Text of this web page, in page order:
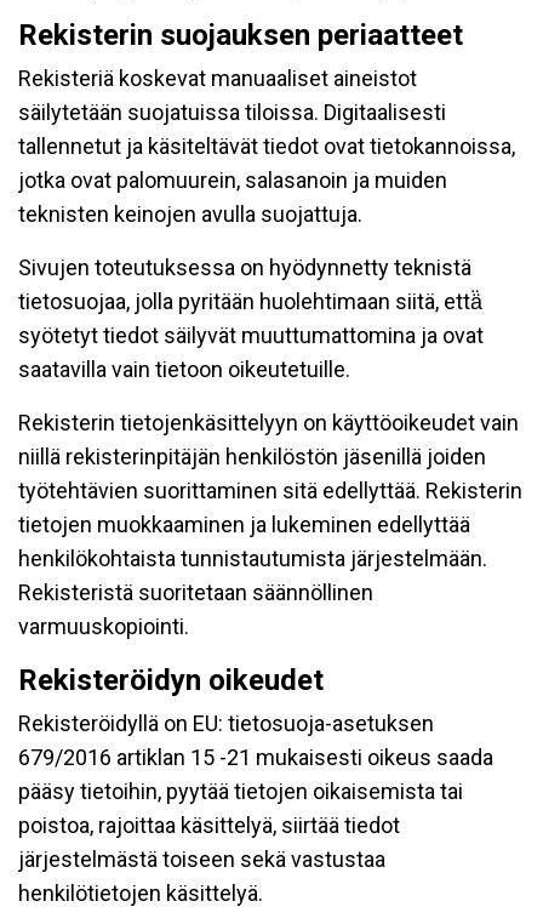
Rekisterin suojauksen periaatteet
Rekisteriä koskevat manuaaliset aineistot
säilytetään suojatuissa tiloissa. Digitaalisesti
tallennetut ja käsiteltävät tiedot ovat tietokannoissa,
jotka ovat palomuurein, salasanoin ja muiden
teknisten keinojen avulla suojattuja.
Sivujen toteutuksessa on hyödynnetty teknistä
tietosuojaa, jolla pyritään huolehtimaan siitä, että̈
syötetyt tiedot säilyvät muuttumattomina ja ovat
saatavilla vain tietoon oikeutetuille.
Rekisterin tietojenkäsittelyyn on käyttöoikeudet vain
niillä rekisterinpitäjän henkilöstön jäsenillä joiden
työtehtävien suorittaminen sitä edellyttää. Rekisterin
tietojen muokkaaminen ja lukeminen edellyttää
henkilökohtaista tunnistautumista järjestelmään.
Rekisteristä suoritetaan säännöllinen
varmuuskopiointi.
Rekisteröidyn oikeudet
Rekisteröidyllä on EU: tietosuoja-asetuksen
679/2016 artiklan 15 -21 mukaisesti oikeus saada
pääsy tietoihin, pyytää tietojen oikaisemista tai
poistoa, rajoittaa käsittelyä, siirtää tiedot
järjestelmästä toiseen sekä vastustaa
henkilötietojen käsittelyä.